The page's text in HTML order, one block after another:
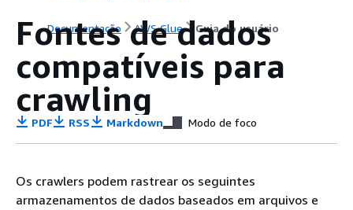
Documentação AWS Glue Guia do usuário
Fontes de dados
compatíveis para
crawling
PDF RSS Markdown Modo de foco
Os crawlers podem rastrear os seguintes
armazenamentos de dados baseados em arquivos e